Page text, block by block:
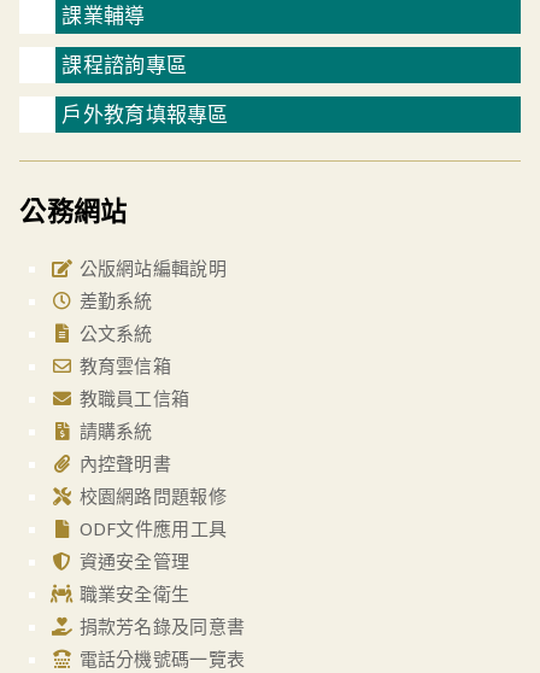
課業輔導
課程諮詢專區
戶外教育填報專區
公務網站
公版網站編輯說明
差勤系統
公文系統
教育雲信箱
教職員工信箱
請購系統
內控聲明書
校園網路問題報修
ODF文件應用工具
資通安全管理
職業安全衛生
捐款芳名錄及同意書
電話分機號碼一覽表